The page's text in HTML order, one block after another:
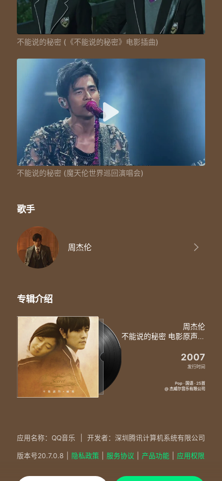
不能说的秘密 (《不能说的秘密》电影插曲)
不能说的秘密 (魔天伦世界巡回演唱会)
歌手
周杰伦
专辑介绍
周杰伦
不能说的秘密 电影原声带
2007
发行时间
Pop · 国语 · 25首
@ 杰威尔音乐有限公司
应用名称：QQ音乐 开发者：深圳腾讯计算机系统有限公司
版本号20.7.0.8 隐私政策 服务协议 产品功能 应用权限